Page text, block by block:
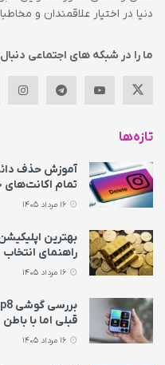
دنیا در اختیار علاقمندان و
ما را در شبکه های اجتماعی
تازه‌ها
آموزش حذف
تمام اکانت‌های
بهترین
راهنمای انتخاب
قبلی اما با